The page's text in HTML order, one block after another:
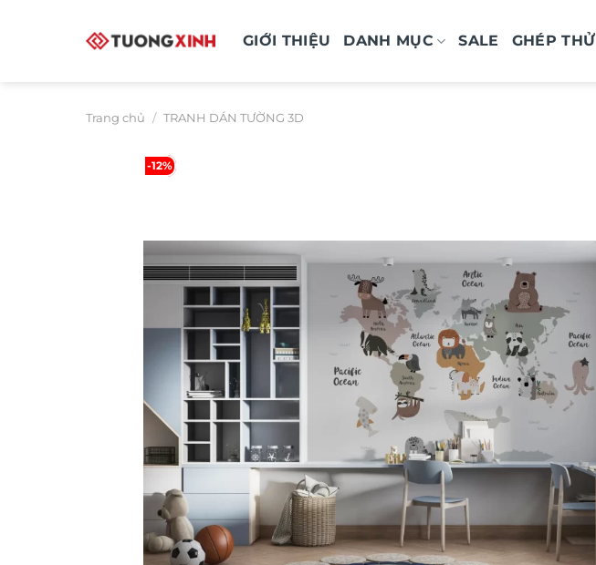
GIỚI THIỆU DANH MỤC SALE GHÉP THỬ
Trang chủ / TRANH DÁN TƯỜNG 3D
-12%